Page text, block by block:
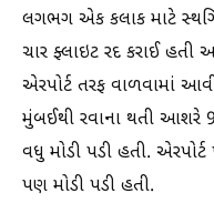
લગભગ એક કલાક માટે
ચાર ફ્લાઇટ રદ કરાઈ
એરપોર્ટ તરફ વાળવામાં
મુંબઈથી રવાના થતી આશરે
વધુ મોડી પડી હતી.
પણ મોડી પડી હતી.